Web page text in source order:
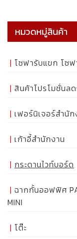
หมวดหมู่สินค้า
โซฟารับแขก โซ
สินค้าโปรโมชั่นลด
เฟอร์นิเจอร์สำนัก
เก้าอี้สำนักงาน
กระดานไวท์บอร์ด
ฉากกั้นออฟฟิศ
MINI
โต๊ะ